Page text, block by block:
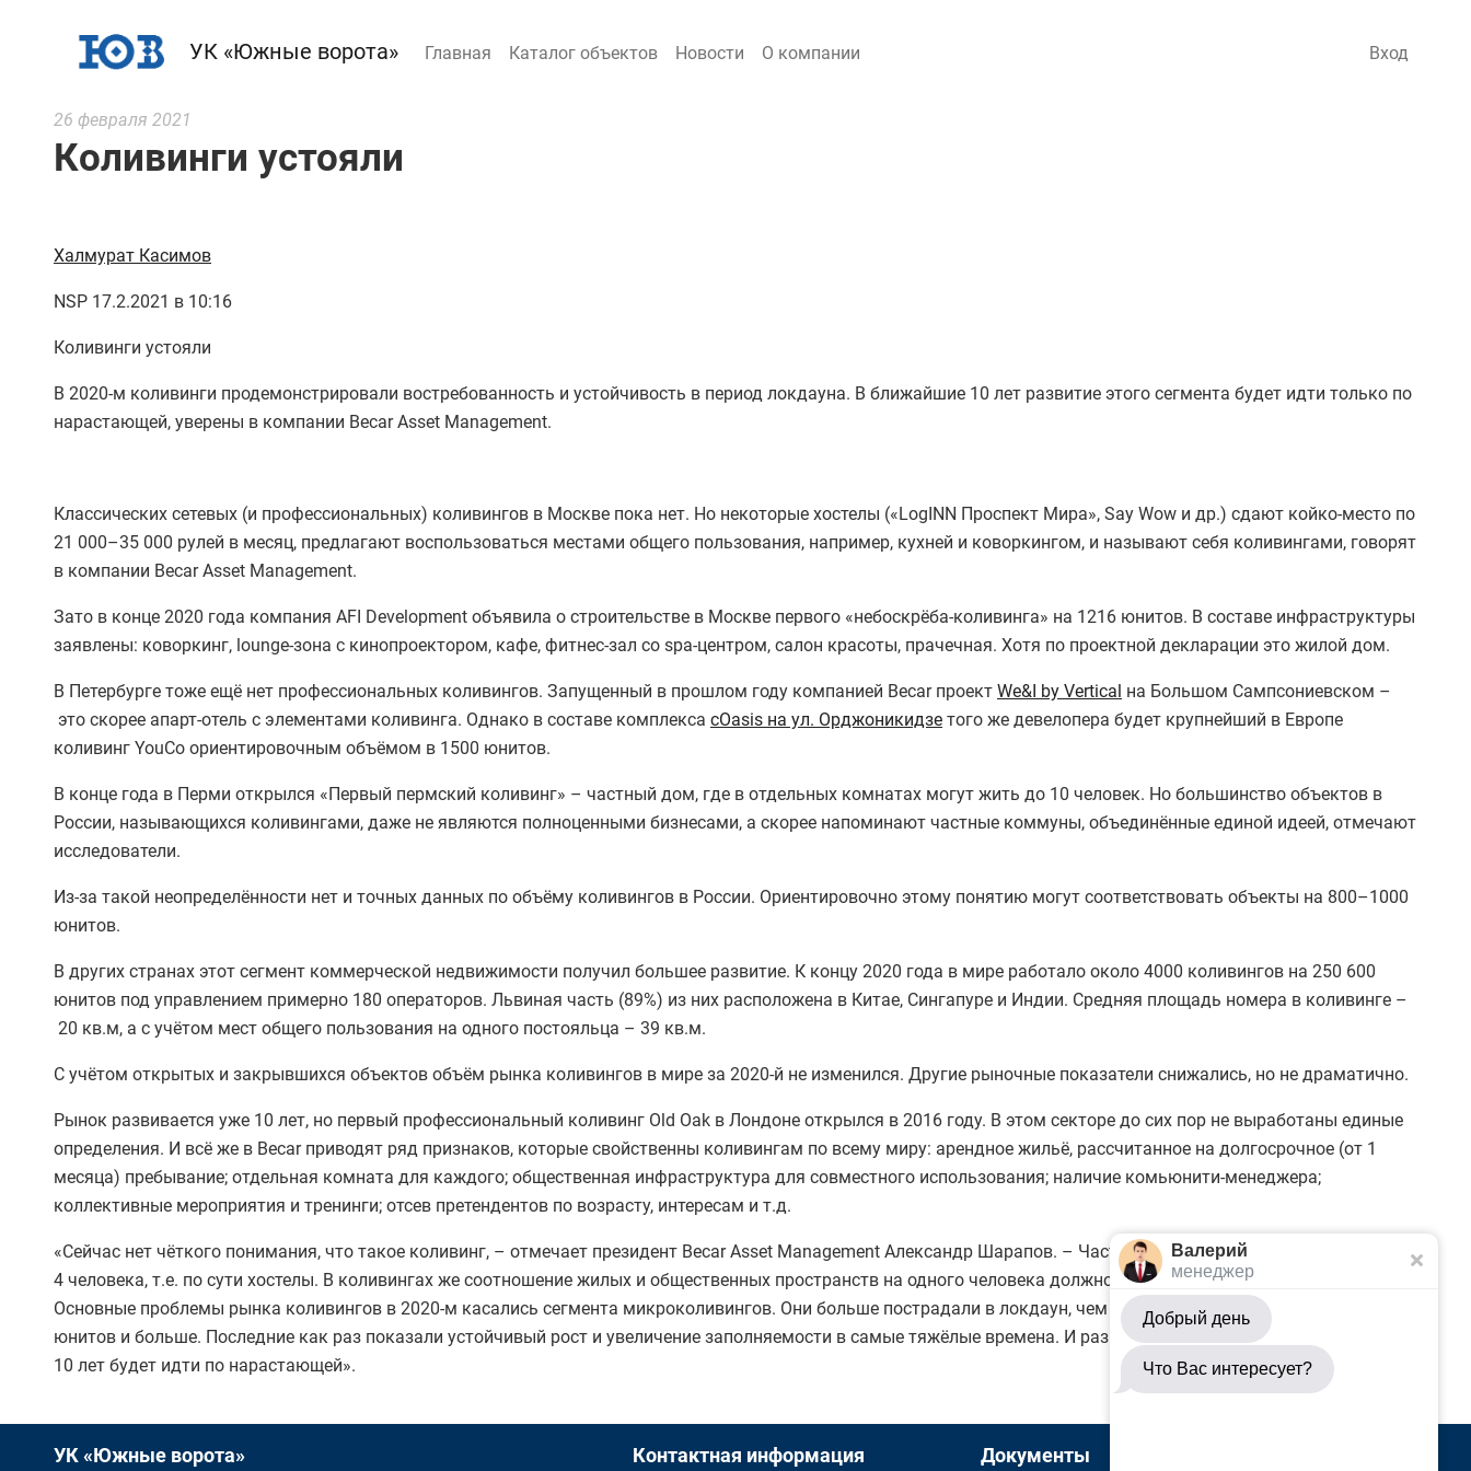
УК «Южные ворота» Главная Каталог объектов Новости О компании Вход
26 февраля 2021
Коливинги устояли
Халмурат Касимов
NSP 17.2.2021 в 10:16
Коливинги устояли
В 2020-м коливинги продемонстрировали востребованность и устойчивость в период локдауна. В ближайшие 10 лет развитие этого сегмента будет идти только по
нарастающей, уверены в компании Becar Asset Management.
Классических сетевых (и профессиональных) коливингов в Москве пока нет. Но некоторые хостелы («LogINN Проспект Мира», Say Wow и др.) сдают койко-место по
21 000–35 000 рулей в месяц, предлагают воспользоваться местами общего пользования, например, кухней и коворкингом, и называют себя коливингами, говорят
в компании Becar Asset Management.
Зато в конце 2020 года компания AFI Development объявила о строительстве в Москве первого «небоскрёба-коливинга» на 1216 юнитов. В составе инфраструктуры
заявлены: коворкинг, lounge-зона с кинопроектором, кафе, фитнес-зал со spa-центром, салон красоты, прачечная. Хотя по проектной декларации это жилой дом.
В Петербурге тоже ещё нет профессиональных коливингов. Запущенный в прошлом году компанией Becar проект We&I by Vertical на Большом Сампсониевском –
это скорее апарт-отель с элементами коливинга. Однако в составе комплекса cOasis на ул. Орджоникидзе того же девелопера будет крупнейший в Европе
коливинг YouCo ориентировочным объёмом в 1500 юнитов.
В конце года в Перми открылся «Первый пермский коливинг» – частный дом, где в отдельных комнатах могут жить до 10 человек. Но большинство объектов в
России, называющихся коливингами, даже не являются полноценными бизнесами, а скорее напоминают частные коммуны, объединённые единой идеей, отмечают
исследователи.
Из-за такой неопределённости нет и точных данных по объёму коливингов в России. Ориентировочно этому понятию могут соответствовать объекты на 800–1000
юнитов.
В других странах этот сегмент коммерческой недвижимости получил большее развитие. К концу 2020 года в мире работало около 4000 коливингов на 250 600
юнитов под управлением примерно 180 операторов. Львиная часть (89%) из них расположена в Китае, Сингапуре и Индии. Средняя площадь номера в коливинге –
20 кв.м, а с учётом мест общего пользования на одного постояльца – 39 кв.м.
С учётом открытых и закрывшихся объектов объём рынка коливингов в мире за 2020-й не изменился. Другие рыночные показатели снижались, но не драматично.
Рынок развивается уже 10 лет, но первый профессиональный коливинг Old Oak в Лондоне открылся в 2016 году. В этом секторе до сих пор не выработаны единые
определения. И всё же в Becar приводят ряд признаков, которые свойственны коливингам по всему миру: арендное жильё, рассчитанное на долгосрочное (от 1
месяца) пребывание; отдельная комната для каждого; общественная инфраструктура для совместного использования; наличие комьюнити-менеджера;
коллективные мероприятия и тренинги; отсев претендентов по возрасту, интересам и т.д.
«Сейчас нет чёткого понимания, что такое коливинг, – отмечает президент Becar Asset Management Александр Шарапов. – Часто таковыми считают объекты на 3–
4 человека, т.е. по сути хостелы. В коливингах же соотношение жилых и общественных пространств на одного человека должно быть примерно одинаковым.
Основные проблемы рынка коливингов в 2020-м касались сегмента микроколивингов. Они больше пострадали в локдаун, чем крупные объекты ёмкостью от 150
юнитов и больше. Последние как раз показали устойчивый рост и увеличение заполняемости в самые тяжёлые времена. И развитие этого сегмента в ближайшие
10 лет будет идти по нарастающей».
УК «Южные ворота» Контактная информация Документы
Валерий
менеджер
Добрый день
Что Вас интересует?